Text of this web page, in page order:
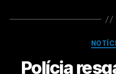
Polícia